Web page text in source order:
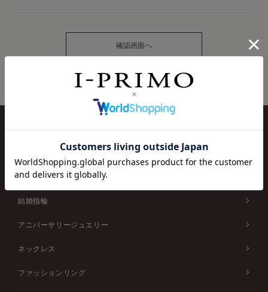
COLLECTION
婚約指輪
結婚指輪
アニバーサリージュエリー
ネックレス
ファッションリング